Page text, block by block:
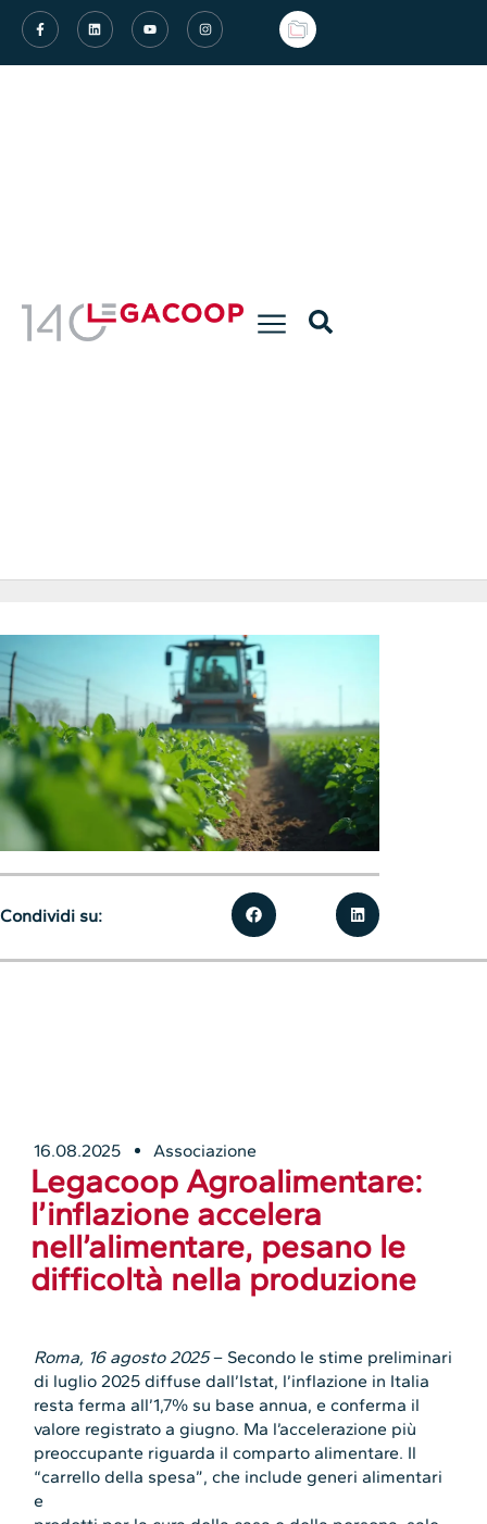
16.08.2025 Associazione
Legacoop Agroalimentare:
l’inflazione accelera
nell’alimentare, pesano le
difficoltà nella produzione
Roma, 16 agosto 2025– Secondo le stime preliminari
di luglio 2025 diffuse dall’Istat, l’inflazione in Italia
resta ferma all’1,7% su base annua, e conferma il
valore registrato a giugno. Ma l’accelerazione più
preoccupante riguarda il comparto alimentare. Il
“carrello della spesa”, che include generi alimentari
e
Condividi su: